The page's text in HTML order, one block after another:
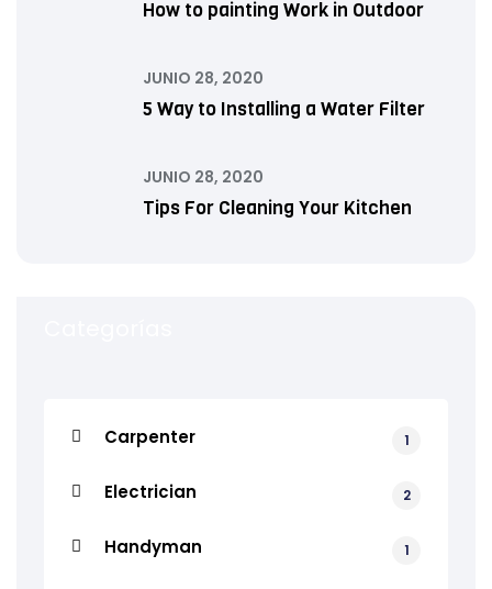
How to painting Work in Outdoor
JUNIO 28, 2020
5 Way to Installing a Water Filter
JUNIO 28, 2020
Tips For Cleaning Your Kitchen
Carpenter 1
Electrician 2
Handyman 1